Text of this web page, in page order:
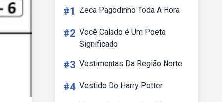
#1 Zeca Pagodinho Toda A Hora
#2 Você Calado é Um Poeta
Significado
#3 Vestimentas Da Região Norte
#4 Vestido Do Harry Potter